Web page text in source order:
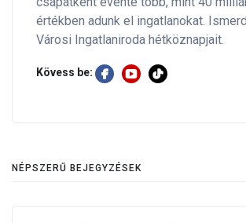
értékben adunk el ingatlanokat.
Városi Ingatlaniroda hétköznapjait.
Kövess be:
NÉPSZERŰ BEJEGYZÉSEK